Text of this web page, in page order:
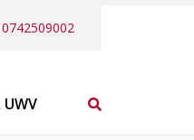
0742509002